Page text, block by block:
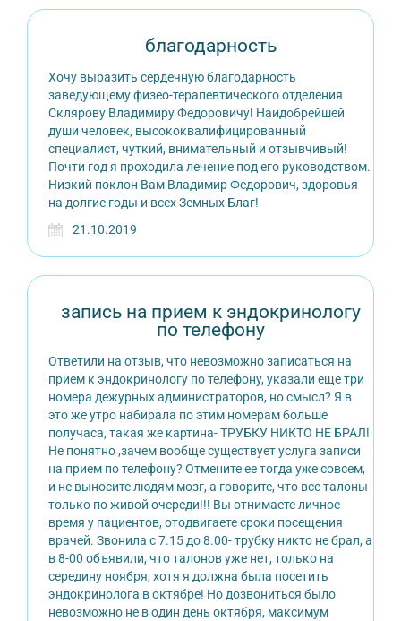
благодарность
Хочу выразить сердечную благодарность
заведующему физео-терапевтического отделения
Склярову Владимиру Федоровичу! Наидобрейшей
души человек, высококвалифицированный
специалист, чуткий, внимательный и отзывчивый!
Почти год я проходила лечение под его руководством.
Низкий поклон Вам Владимир Федорович, здоровья
на долгие годы и всех Земных Благ!
21.10.2019
запись на прием к эндокринологу
по телефону
Ответили на отзыв, что невозможно записаться на
прием к эндокринологу по телефону, указали еще три
номера дежурных администраторов, но смысл? Я в
это же утро набирала по этим номерам больше
получаса, такая же картина- ТРУБКУ НИКТО НЕ БРАЛ!
Не понятно ,зачем вообще существует услуга записи
на прием по телефону? Отмените ее тогда уже совсем,
и не выносите людям мозг, а говорите, что все талоны
только по живой очереди!!! Вы отнимаете личное
время у пациентов, отодвигаете сроки посещения
врачей. Звонила с 7.15 до 8.00- трубку никто не брал, а
в 8-00 объявили, что талонов уже нет, только на
середину ноября, хотя я должна была посетить
эндокринолога в октябре! Но дозвониться было
невозможно не в один день октября, максимум